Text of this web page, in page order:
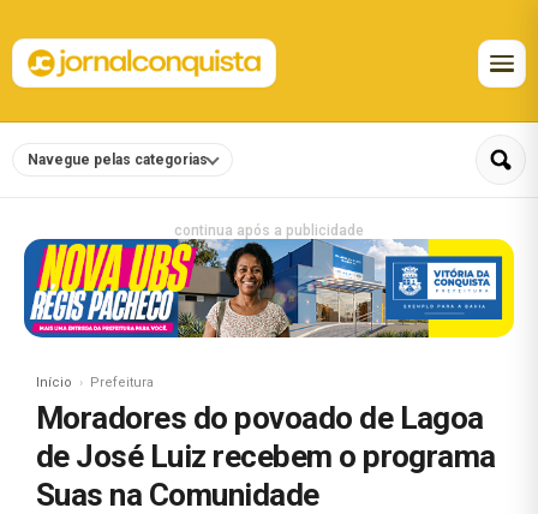
Navegue pelas categorias
continua após a publicidade
Início Prefeitura
Moradores do povoado de Lagoa
de José Luiz recebem o programa
Suas na Comunidade